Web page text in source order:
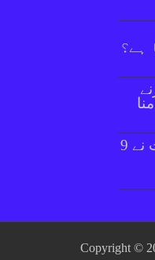
ہے؟
کراچی میں ایک اور مذہبی جماعت نے 9
Copyright ©